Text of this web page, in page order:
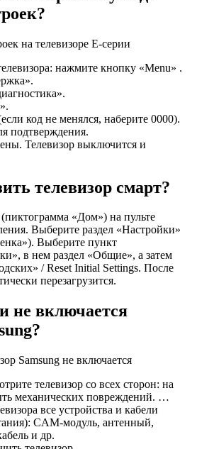
на телевизоре E-серии
нажмите кнопку «Menu» .
код не менялся, наберите 0000).
подтверждения.
Телевизор выключится и
телевизор смарт?
«Дом») на пульте
Выберите раздел «Настройки»
Выберите пункт
в нем раздел «Общие», а затем
/ Reset Initial Settings. После
перезагрузится.
не включается
Samsung не включается
телевизор со всех сторон: на
механических повреждений. …
все устройства и кабели
CAM-модуль, антенный,
и др.